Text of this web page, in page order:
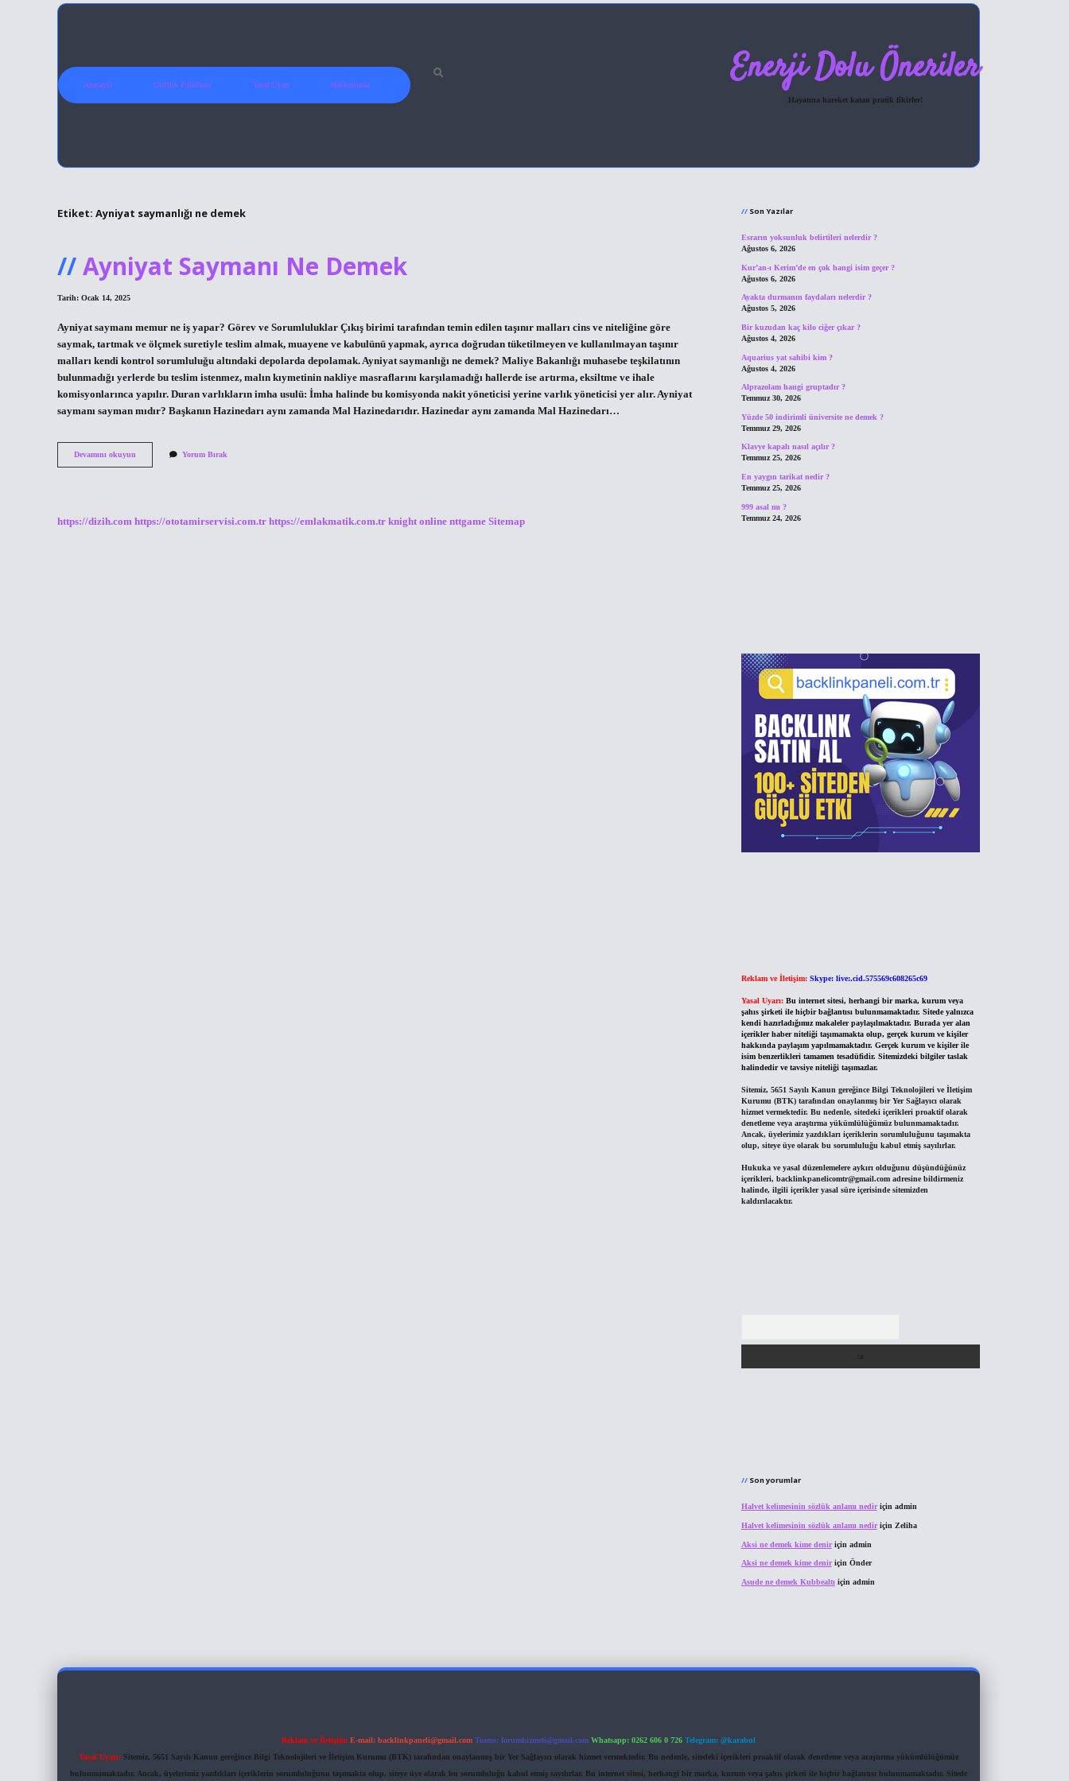
Anasayfa Gizlilik Politikası Yasal Uyarı Hakkımızda Enerji Dolu Öneriler
Hayatına hareket katan pratik fikirler!
Etiket: Ayniyat saymanlığı ne demek
Ayniyat Saymanı Ne Demek
Tarih: Ocak 14, 2025
Ayniyat saymanı memur ne iş yapar? Görev ve Sorumluluklar Çıkış birimi tarafından temin edilen taşınır malları cins ve niteliğine göre
saymak, tartmak ve ölçmek suretiyle teslim almak, muayene ve kabulünü yapmak, ayrıca doğrudan tüketilmeyen ve kullanılmayan taşınır
malları kendi kontrol sorumluluğu altındaki depolarda depolamak. Ayniyat saymanlığı ne demek? Maliye Bakanlığı muhasebe teşkilatının
bulunmadığı yerlerde bu teslim istenmez, malın kıymetinin nakliye masraflarını karşılamadığı hallerde ise artırma, eksiltme ve ihale
komisyonlarınca yapılır. Duran varlıkların imha usulü: İmha halinde bu komisyonda nakit yöneticisi yerine varlık yöneticisi yer alır. Ayniyat
saymanı sayman mıdır? Başkanın Hazinedarı aynı zamanda Mal Hazinedarıdır. Hazinedar aynı zamanda Mal Hazinedarı…
Devamını okuyun
Saymanı
Yorum Bırak
https://dizih.com https://ototamirservisi.com.tr https://emlakmatik.com.tr knight online nttgame Sitemap
Son Yazılar
Esrarın yoksunluk belirtileri nelerdir ?
Ağustos 6, 2026
Kur’an-ı Kerim’de en çok hangi isim geçer ?
Ağustos 6, 2026
Ayakta durmanın faydaları nelerdir ?
Ağustos 5, 2026
Bir kuzudan kaç kilo ciğer çıkar ?
Ağustos 4, 2026
Aquarius yat sahibi kim ?
Ağustos 4, 2026
Alprazolam hangi gruptadır ?
Temmuz 30, 2026
Yüzde 50 indirimli üniversite ne demek ?
Temmuz 29, 2026
Klavye kapalı nasıl açılır ?
Temmuz 25, 2026
En yaygın tarikat nedir ?
Temmuz 25, 2026
999 asal mı ?
Temmuz 24, 2026
Reklam ve İletişim: Skype: live:.cid.575569c608265c69
Yasal Uyarı: Bu internet sitesi, herhangi bir marka, kurum veya
şahıs şirketi ile hiçbir bağlantısı bulunmamaktadır. Sitede yalnızca
kendi hazırladığımız makaleler paylaşılmaktadır. Burada yer alan
içerikler haber niteliği taşımamakta olup, gerçek kurum ve kişiler
hakkında paylaşım yapılmamaktadır. Gerçek kurum ve kişiler ile
isim benzerlikleri tamamen tesadüfidir. Sitemizdeki bilgiler taslak
halindedir ve tavsiye niteliği taşımazlar.
Sitemiz, 5651 Sayılı Kanun gereğince Bilgi Teknolojileri ve İletişim
Kurumu (BTK) tarafından onaylanmış bir Yer Sağlayıcı olarak
hizmet vermektedir. Bu nedenle, sitedeki içerikleri proaktif olarak
denetleme veya araştırma yükümlülüğümüz bulunmamaktadır.
Ancak, üyelerimiz yazdıkları içeriklerin sorumluluğunu taşımakta
olup, siteye üye olarak bu sorumluluğu kabul etmiş sayılırlar.
Hukuka ve yasal düzenlemelere aykırı olduğunu düşündüğünüz
içerikleri, backlinkpanelicomtr@gmail.comadresine bildirmeniz
halinde, ilgili içerikler yasal süre içerisinde sitemizden
kaldırılacaktır.
Son yorumlar
Halvet kelimesinin sözlük anlamı nediriçin admin
Halvet kelimesinin sözlük anlamı nediriçin Zeliha
Aksi ne demek kime deniriçin admin
Aksi ne demek kime deniriçin Önder
Asude ne demek Kubbealtı için admin
Reklam ve İletişim: E-mail: backlinkpaneli@gmail.com Teams: forumhizmeti@gmail.com Whatsapp: 0262 606 0 726 Telegram: @karabul
Yasal Uyarı: Sitemiz, 5651 Sayılı Kanun gereğince Bilgi Teknolojileri ve İletişim Kurumu (BTK) tarafından onaylanmış bir Yer Sağlayıcı olarak hizmet vermektedir. Bu nedenle, sitedeki içerikleri proaktif olarak denetleme veya araştırma yükümlülüğümüz
bulunmamaktadır. Ancak, üyelerimiz yazdıkları içeriklerin sorumluluğunu taşımakta olup, siteye üye olarak bu sorumluluğu kabul etmiş sayılırlar. Bu internet sitesi, herhangi bir marka, kurum veya şahıs şirketi ile hiçbir bağlantısı bulunmamaktadır. Sitede